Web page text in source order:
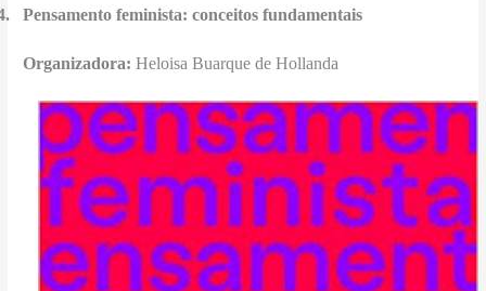
Pensamento feminista: conceitos fundamentais
Organizadora:Heloisa Buarque de Hollanda